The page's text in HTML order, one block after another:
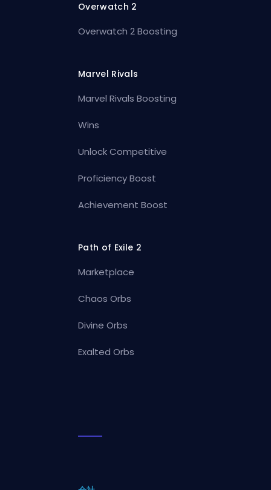
Overwatch 2
Overwatch 2 Boosting
Marvel Rivals
Marvel Rivals Boosting
Wins
Unlock Competitive
Proficiency Boost
Achievement Boost
Path of Exile 2
Marketplace
Chaos Orbs
Divine Orbs
Exalted Orbs